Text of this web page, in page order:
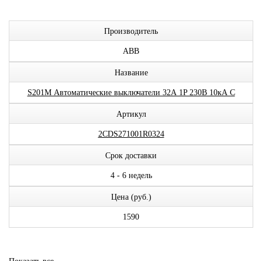
Производитель
ABB
Название
S201M Автоматические выключатели 32А 1P 230В 10кА C
Артикул
2CDS271001R0324
Срок доставки
4 - 6 недель
Цена (руб.)
1590